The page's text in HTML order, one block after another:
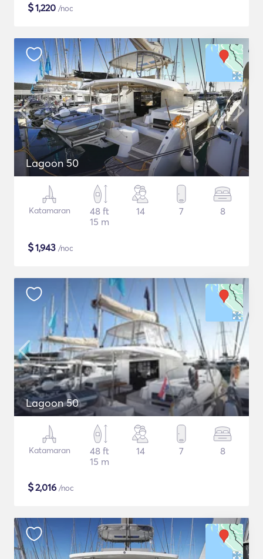
$1,220 /noc
Lagoon 50
Katamaran
48 ft
15 m
14 7 8
$1,943 /noc
Lagoon 50
Katamaran
48 ft
15 m
14 7 8
$2,016 /noc